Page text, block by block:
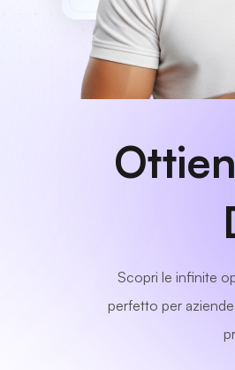
Scopri le infinite
perfetto per